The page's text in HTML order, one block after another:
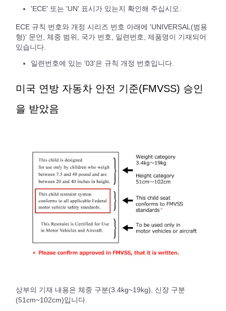
'ECE' 또는 'UN' 표시가 있는지 확인해 주십시오.
ECE 규칙 번호와 개정 시리즈 번호 아래에 'UNIVERSAL(범용
형)' 문언, 체중 범위, 국가 번호, 일련번호, 제품명이 기재되어
있습니다.
일련번호에 있는 '03'은 규칙 개정 번호입니다.
미국 연방 자동차 안전 기준(FMVSS) 승인
을 받았음
상부의 기재 내용은 체중 구분(3.4kg~19kg), 신장 구분
(51cm~102cm)입니다.